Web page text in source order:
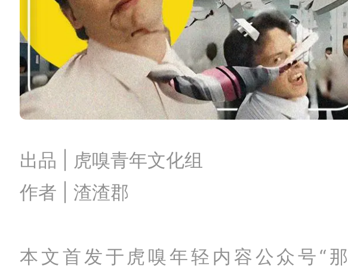
出品 | 虎嗅青年文化组
作者 | 渣渣郡
本文首发于虎嗅年轻内容公众号“